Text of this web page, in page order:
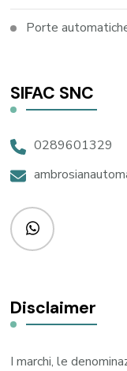
Porte
SIFAC SNC
0289601329
Disclaimer
I marchi, le